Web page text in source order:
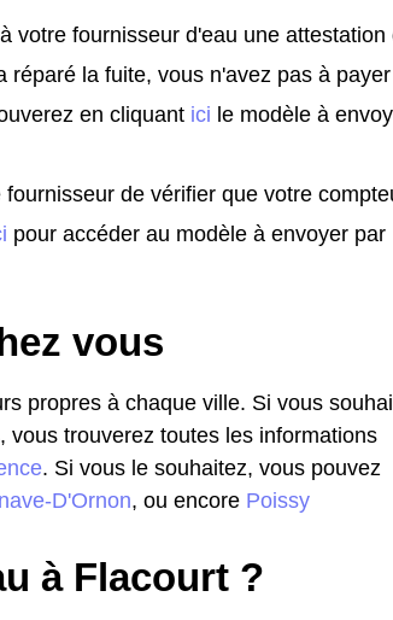
votre fournisseur d'eau une attestation
la fuite, vous n'avez pas à payer
en cliquant ici le modèle à
de vérifier que votre
pour accéder au modèle à envoyer par
vous
propres à chaque ville. Si vous
trouverez toutes les informations
. Si vous le souhaitez, vous pouvez
D'Ornon, ou encore Poissy
à Flacourt ?